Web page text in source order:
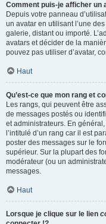
Comment puis-je afficher un
Depuis votre panneau
un avatar en utilisant l’une
galerie, distant ou importé.
avatars et décider de la
pouvez pas utiliser d’avatar,
Haut
Qu’est-ce que mon rang et
Les rangs, qui peuvent être
de messages postés ou
et administrateurs. En
l’intitulé d’un rang car il est
poster des messages sur le
supérieur. Sur la plupart des
modérateur (ou un
messages.
Haut
Lorsque je clique sur le lien